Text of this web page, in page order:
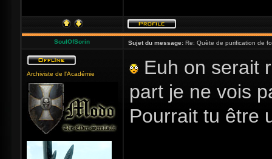
SoulOfSorin Sujet du message: Re: Quète de purification de
Archiviste de l'Académie
Euh on serait
part je ne vois
Pourrait tu être